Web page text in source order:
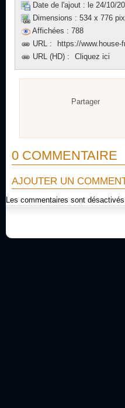
Date de l'ajout : le 24/10/
Dimensions : 534 x 776
Affichées : 788
URL :
https://www.house-
URL (HD) :
Cliquez ici
Partager
0 COMMENTAIRE
AJOUTER UN
Les commentaires sont désactivés